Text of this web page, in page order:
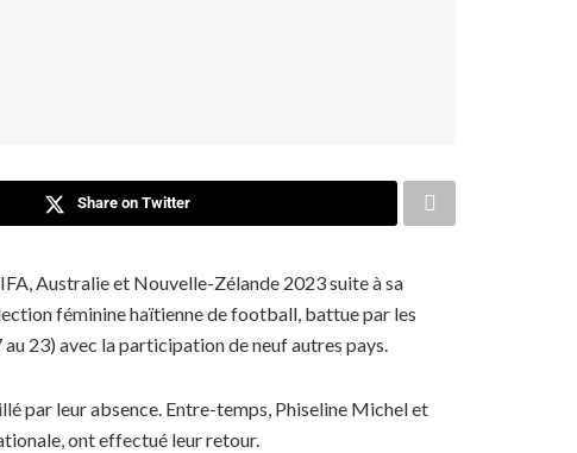
Share on Twitter
Australie et Nouvelle-Zélande 2023 suite à sa
féminine haïtienne de football, battue par les
23) avec la participation de neuf autres pays.
par leur absence. Entre-temps, Phiseline Michel et
ont effectué leur retour.